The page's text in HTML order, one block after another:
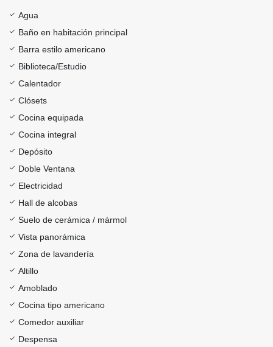
Agua
Baño en habitación principal
Barra estilo americano
Biblioteca/Estudio
Calentador
Clósets
Cocina equipada
Cocina integral
Depósito
Doble Ventana
Electricidad
Hall de alcobas
Suelo de cerámica / mármol
Vista panorámica
Zona de lavandería
Altillo
Amoblado
Cocina tipo americano
Comedor auxiliar
Despensa